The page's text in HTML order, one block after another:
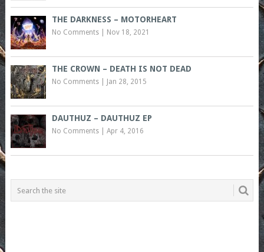
THE DARKNESS – MOTORHEART
No Comments| Nov 18, 2021
THE CROWN – DEATH IS NOT DEAD
No Comments| Jan 28, 2015
DAUTHUZ – DAUTHUZ EP
No Comments| Apr 4, 2016